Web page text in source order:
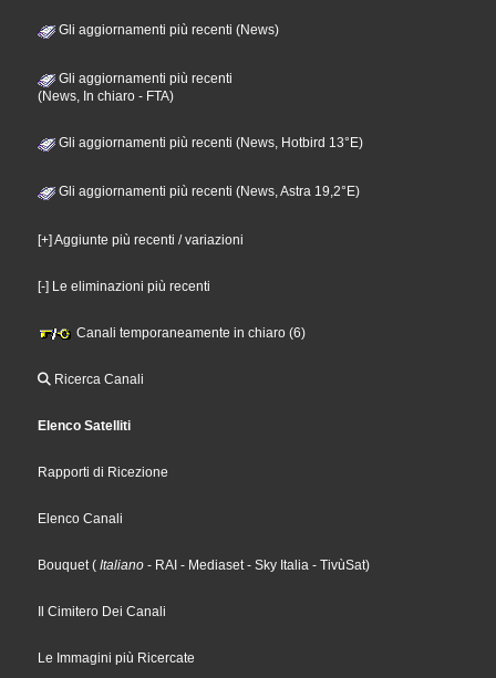
Gli aggiornamenti più recenti (News)
Gli aggiornamenti più recenti
(News, In chiaro - FTA)
Gli aggiornamenti più recenti (News, Hotbird 13°E)
Gli aggiornamenti più recenti (News, Astra 19,2°E)
[+] Aggiunte più recenti / variazioni
[-] Le eliminazioni più recenti
Canali temporaneamente in chiaro (6)
Ricerca Canali
Elenco Satelliti
Rapporti di Ricezione
Elenco Canali
Bouquet( Italiano - RAI - Mediaset- Sky Italia - TivùSat)
Il Cimitero Dei Canali
Le Immagini più Ricercate